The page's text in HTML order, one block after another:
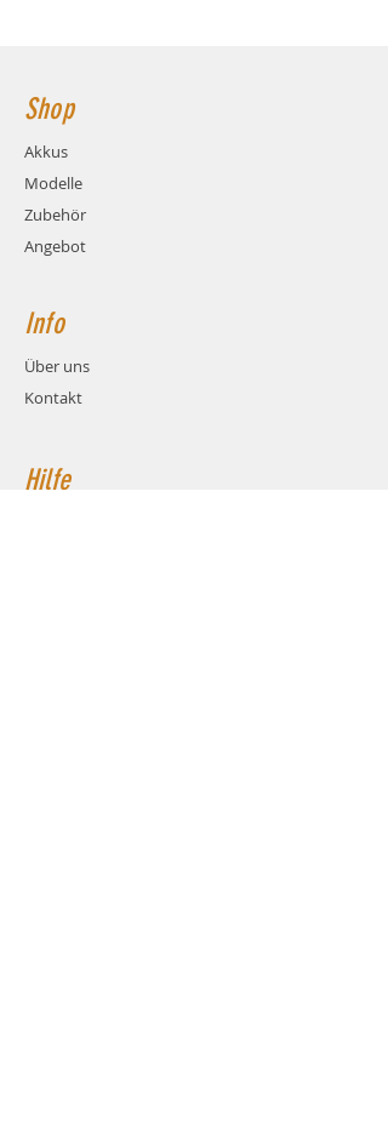
Shop
Akkus
Modelle
Zubehör
Angebot
Info
Über uns
Kontakt
Hilfe